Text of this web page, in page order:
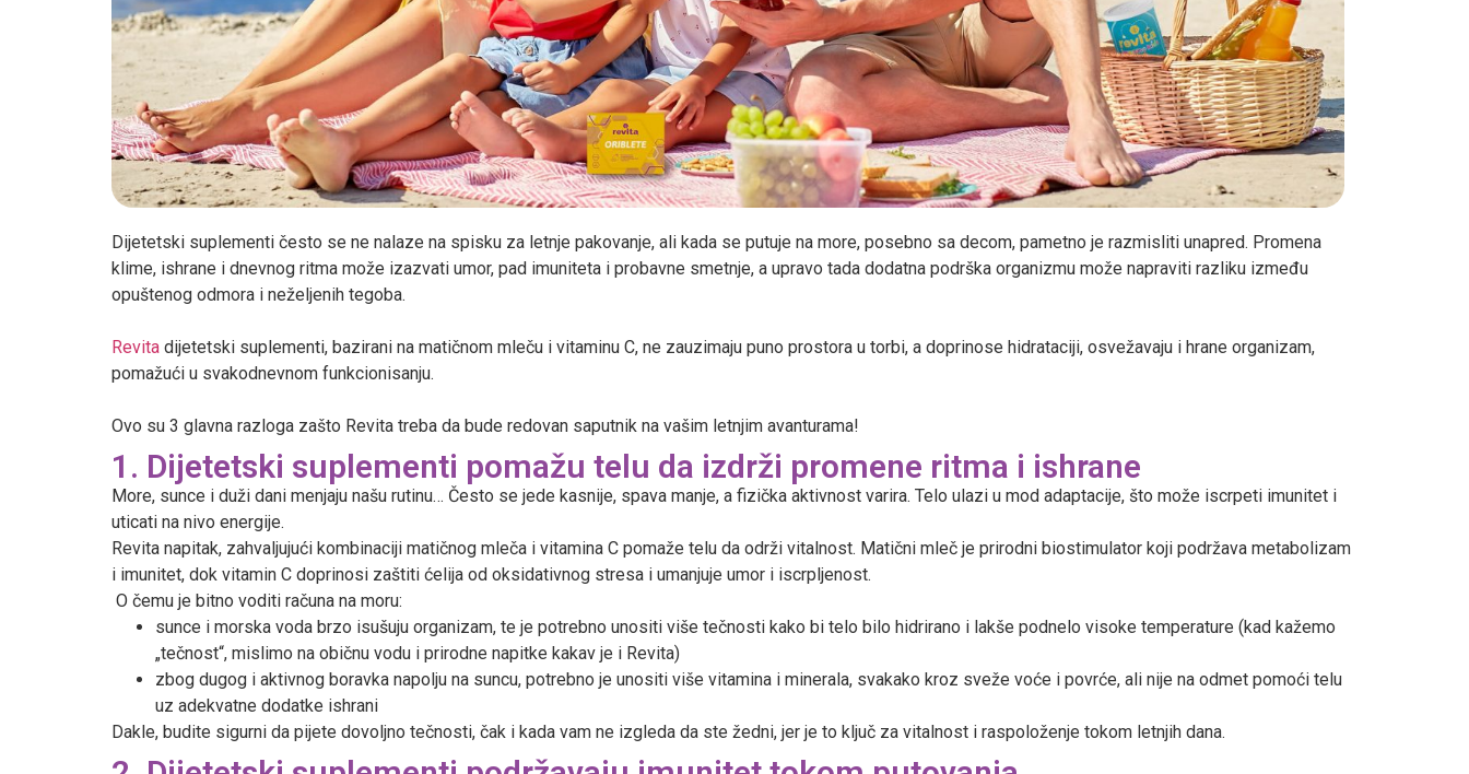
Dijetetski suplementi često se ne nalaze na spisku za letnje pakovanje, ali kada se putuje na more, posebno sa decom, pametno je razmisliti unapred. Promena
klime, ishrane i dnevnog ritma može izazvati umor, pad imuniteta i probavne smetnje, a upravo tada dodatna podrška organizmu može napraviti razliku između
opuštenog odmora i neželjenih tegoba.
Revita dijetetski suplementi, bazirani na matičnom mleču i vitaminu C, ne zauzimaju puno prostora u torbi, a doprinose hidrataciji, osvežavaju i hrane organizam,
pomažući u svakodnevnom funkcionisanju.
Ovo su 3 glavna razloga zašto Revita treba da bude redovan saputnik na vašim letnjim avanturama!
1. Dijetetski suplementi pomažu telu da izdrži promene ritma i ishrane
More, sunce i duži dani menjaju našu rutinu… Često se jede kasnije, spava manje, a fizička aktivnost varira. Telo ulazi u mod adaptacije, što može iscrpeti imunitet i
uticati na nivo energije.
Revita napitak, zahvaljujući kombinaciji matičnog mleča i vitamina C pomaže telu da održi vitalnost. Matični mleč je prirodni biostimulator koji podržava metabolizam
i imunitet, dok vitamin C doprinosi zaštiti ćelija od oksidativnog stresa i umanjuje umor i iscrpljenost.
O čemu je bitno voditi računa na moru:
sunce i morska voda brzo isušuju organizam, te je potrebno unositi više tečnosti kako bi telo bilo hidrirano i lakše podnelo visoke temperature (kad kažemo
„tečnost“, mislimo na običnu vodu i prirodne napitke kakav je i Revita)
zbog dugog i aktivnog boravka napolju na suncu, potrebno je unositi više vitamina i minerala, svakako kroz sveže voće i povrće, ali nije na odmet pomoći telu
uz adekvatne dodatke ishrani
Dakle, budite sigurni da pijete dovoljno tečnosti, čak i kada vam ne izgleda da ste žedni, jer je to ključ za vitalnost i raspoloženje tokom letnjih dana.